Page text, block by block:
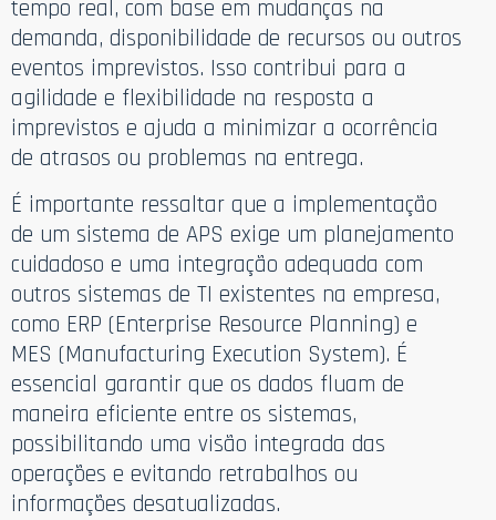
tempo real, com base em mudanças na
demanda, disponibilidade de recursos ou outros
eventos imprevistos. Isso contribui para a
agilidade e flexibilidade na resposta a
imprevistos e ajuda a minimizar a ocorrência
de atrasos ou problemas na entrega.
É importante ressaltar que a implementação
de um sistema de APS exige um planejamento
cuidadoso e uma integração adequada com
outros sistemas de TI existentes na empresa,
como ERP (Enterprise Resource Planning) e
MES (Manufacturing Execution System). É
essencial garantir que os dados fluam de
maneira eficiente entre os sistemas,
possibilitando uma visão integrada das
operações e evitando retrabalhos ou
informações desatualizadas.